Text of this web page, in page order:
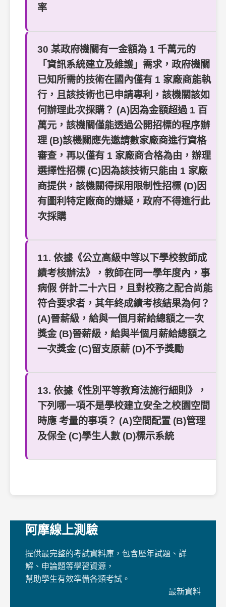
率
30 某政府機關有一金額為 1 千萬元的
「資訊系統建立及維護」需求，政府機關
已知所需的技術在國內僅有 1 家廠商能執
行，且該技術也已申請專利，該機關該如
何辦理此次採購？ (A)因為金額超過 1 百
萬元，該機關僅能透過公開招標的程序辦
理 (B)該機關應先邀請數家廠商進行資格
審查，再以僅有 1 家廠商合格為由，辦理
選擇性招標 (C)因為該技術只能由 1 家廠
商提供，該機關得採用限制性招標 (D)因
有圖利特定廠商的嫌疑，政府不得進行此
次採購
11. 依據《公立高級中等以下學校教師成
績考核辦法》，教師在同一學年度內，事
病假 併計二十六日，且對校務之配合尚能
符合要求者，其年終成績考核結果為何？
(A)晉薪級，給與一個月薪給總額之一次
獎金 (B)晉薪級，給與半個月薪給總額之
一次獎金 (C)留支原薪 (D)不予獎勵
13. 依據《性別平等教育法施行細則》，
下列哪一項不是學校建立安全之校園空間
時應 考量的事項？ (A)空間配置 (B)管理
及保全 (C)學生人數 (D)標示系統
阿摩線上測驗
提供最完整的考試資料庫，包含歷年試題、詳
解、申論題等學習資源，
幫助學生有效準備各類考試。
最新資料